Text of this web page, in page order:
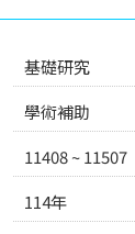
基礎研究
學術補助
11408 ~ 11507
114年